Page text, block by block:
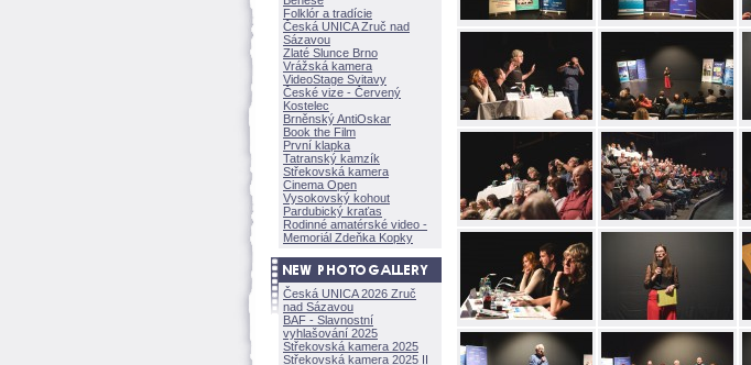
Folklór a tradície
Česká UNICA Zruč nad
Sázavou
Zlaté Slunce Brno
Vrážská kamera
VideoStage Svitavy
České vize - Červený
Kostelec
Brněnský AntiOskar
Book the Film
První klapka
Tatranský kamzík
Střekovská kamera
Cinema Open
Vysokovský kohout
Pardubický kraťas
Rodinné amatérské video -
Memoriál Zdeňka Kopky
Česká UNICA 2026 Zruč
nad Sázavou
BAF - Slavnostní
vyhlašování 2025
Střekovská kamera 2025
Střekovská kamera 2025 II